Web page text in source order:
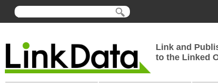
Link and
to the Linked